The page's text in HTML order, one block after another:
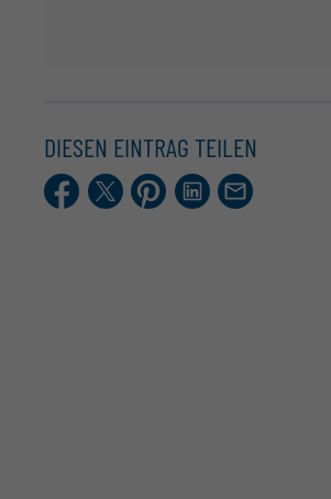
DIESEN EINTRAG TEILEN
Facebook
X.comPinterestLinkedIn
E-
Mail